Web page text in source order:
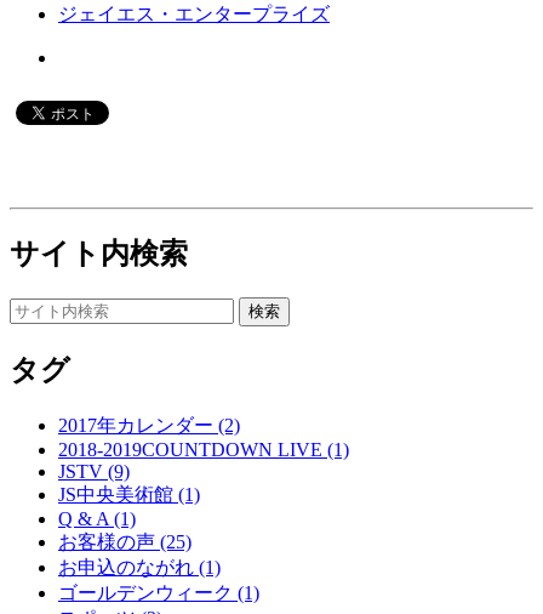
ジェイエス・エンタープライズ
サイト内検索
タグ
2017年カレンダー (2)
2018-2019COUNTDOWN LIVE (1)
JSTV (9)
JS中央美術館 (1)
Q & A (1)
お客様の声 (25)
お申込のながれ (1)
ゴールデンウィーク (1)